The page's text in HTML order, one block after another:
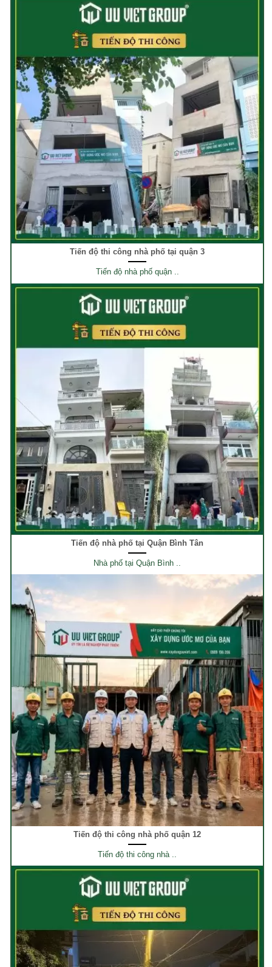
Tiến độ thi công nhà phố tại quận 3
Tiến độ nhà phố quận ..
Tiến độ nhà phố tại Quận Bình Tân
Nhà phố tại Quận Bình ..
Tiến độ thi công nhà phố quận 12
Tiến độ thi công nhà ..